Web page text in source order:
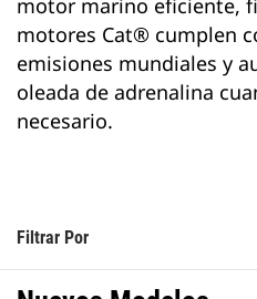
motor marino eficiente,
motores Cat® cumplen
emisiones mundiales y
oleada de adrenalina
necesario.
Filtrar Por